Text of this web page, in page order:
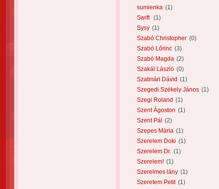
sumienka (1)
Swift (1)
Sysy (1)
Szabó Christopher (0)
Szabó Lőrinc (3)
Szabó Magda (2)
Szakál László (0)
Szatmári Dávid (1)
Szegedi Székely János (1)
Szegi Roland (1)
Szent Ágoston (1)
Szent Pál
(2)
Szepes Mária (1)
Szerelem Doki (1)
Szerelem Dr. (1)
Szerelem! (1)
Szerelmes lány (1)
Szeretem Petit (1)